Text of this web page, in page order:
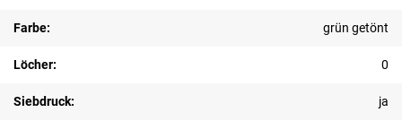
Farbe: grün getönt
Löcher: 0
Siebdruck: ja